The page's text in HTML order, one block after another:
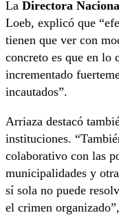
La Directora
Loeb, explicó que
tienen que ver con
concreto es que en lo
incrementado
incautados”.
Arriaza destacó
instituciones.
colaborativo con las
municipalidades y
sí sola no puede
el crimen